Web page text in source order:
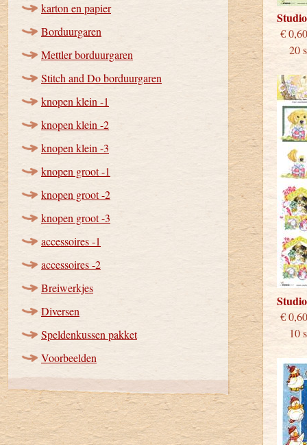
karton en papier
Borduurgaren
Mettler borduurgaren
Stitch and Do borduurgaren
knopen klein -1
knopen klein -2
knopen klein -3
knopen groot -1
knopen groot -2
knopen groot -3
accessoires -1
accessoires -2
Breiwerkjes
Diversen
Speldenkussen pakket
Voorbeelden
20
10